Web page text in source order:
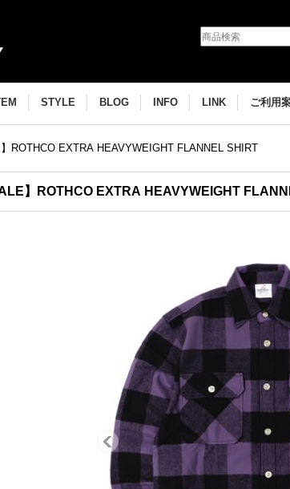
STYLE BLOG INFO LINK ご利用
ROTHCO EXTRA HEAVYWEIGHT FLANNEL SHIRT
】ROTHCO EXTRA HEAVYWEIGHT